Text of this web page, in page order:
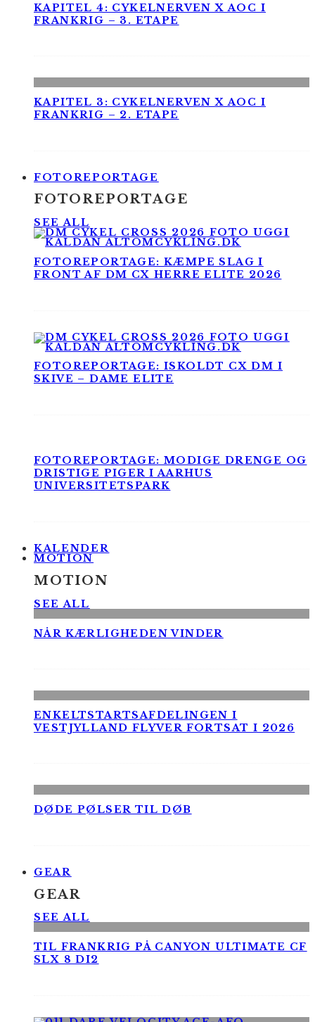
KAPITEL 4: CYKELNERVEN X AOC I
FRANKRIG – 3. ETAPE
KAPITEL 3: CYKELNERVEN X AOC I
FRANKRIG – 2. ETAPE
FOTOREPORTAGE
FOTOREPORTAGE
SEE ALL
FOTOREPORTAGE: KÆMPE SLAG I
FRONT AF DM CX HERRE ELITE 2026
FOTOREPORTAGE: ISKOLDT CX DM I
SKIVE – DAME ELITE
FOTOREPORTAGE: MODIGE DRENGE OG
DRISTIGE PIGER I AARHUS
UNIVERSITETSPARK
KALENDER
MOTION
MOTION
SEE ALL
NÅR KÆRLIGHEDEN VINDER
ENKELTSTARTSAFDELINGEN I
VESTJYLLAND FLYVER FORTSAT I 2026
DØDE PØLSER TIL DØB
GEAR
GEAR
SEE ALL
TIL FRANKRIG PÅ CANYON ULTIMATE CF
SLX 8 DI2